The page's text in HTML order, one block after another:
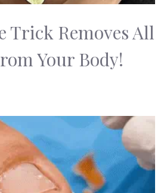
Trick Removes All
Your Body!